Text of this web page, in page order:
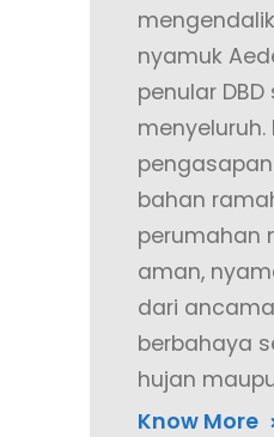
nyamuk
penular
bahan
perumahan
aman,
dari
berbahaya
hujan
Know More